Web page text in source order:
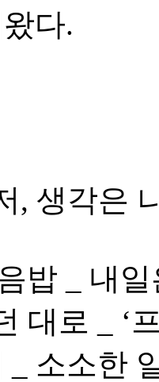
다.
, 생각은
밥 _ 내
대로 _ ‘
_ 소소한